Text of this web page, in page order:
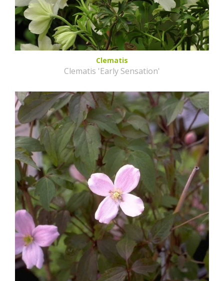
Clematis
Clematis 'Early Sensation'